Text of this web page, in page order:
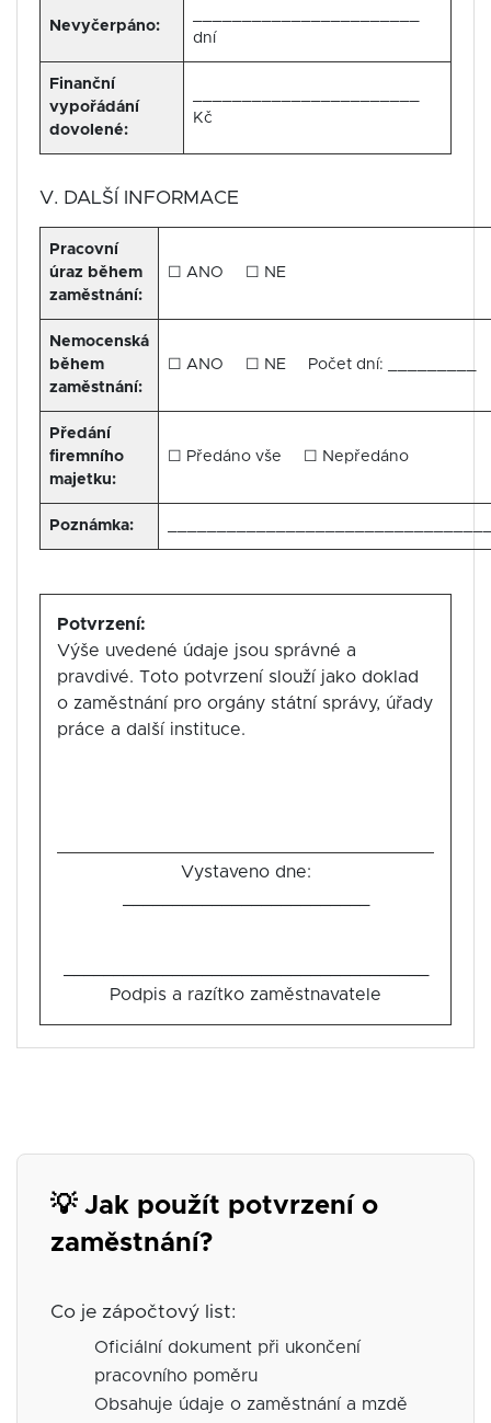
Nevyčerpáno:
dní
Finanční
vypořádání
dovolené:
Kč
V. DALŠÍ INFORMACE
Pracovní
úraz během
zaměstnání:
☐ ANO ☐ NE
Nemocenská
během
zaměstnání:
☐ ANO ☐ NE Počet dní: _________
Předání
firemního
majetku:
☐ Předáno vše ☐ Nepředáno
Poznámka:
Potvrzení:
Výše uvedené údaje jsou správné a
pravdivé. Toto potvrzení slouží jako doklad
o zaměstnání pro orgány státní správy, úřady
práce a další instituce.
Vystaveno dne:
Podpis a razítko zaměstnavatele
💡 Jak použít potvrzení o
zaměstnání?
Co je zápočtový list:
Oficiální dokument při ukončení
pracovního poměru
Obsahuje údaje o zaměstnání a mzdě